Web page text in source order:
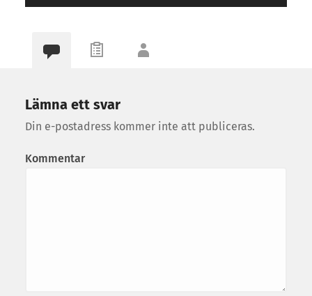
Lämna ett svar
Din e-postadress kommer inte att publiceras.
Kommentar